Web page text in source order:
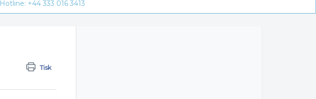
Hotline: +44 333 016 3413
Tisk